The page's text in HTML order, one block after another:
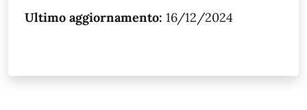
Ultimo aggiornamento: 16/12/2024